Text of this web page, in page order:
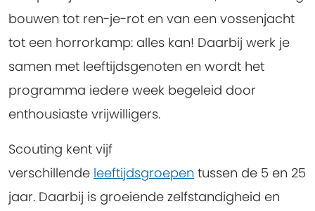
bouwen tot ren-je-rot en van een vossenjacht
tot een horrorkamp: alles kan! Daarbij werk je
samen met leeftijdsgenoten en wordt het
programma iedere week begeleid door
enthousiaste vrijwilligers.
Scouting kent vijf
verschillende leeftijdsgroepen tussen de 5 en 25
jaar. Daarbij is groeiende zelfstandigheid en